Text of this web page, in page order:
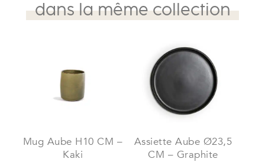
dans la même collection
Mug Aube H10 CM –
Kaki
Assiette Aube Ø23,5
CM – Graphite